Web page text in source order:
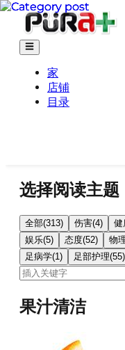
家
店铺
目录
选择阅读主题
全部(313) 伤害(4) 健
娱乐(5) 态度(52) 物
足病学(1) 足部护理(55)
果汁清洁